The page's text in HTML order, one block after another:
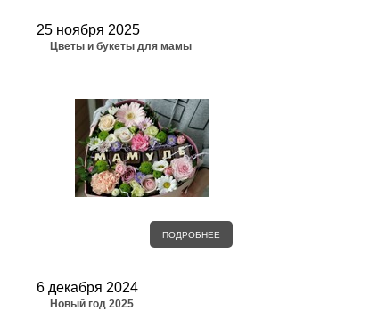
25 ноября 2025
Цветы и букеты для мамы
ПОДРОБНЕЕ
6 декабря 2024
Новый год 2025